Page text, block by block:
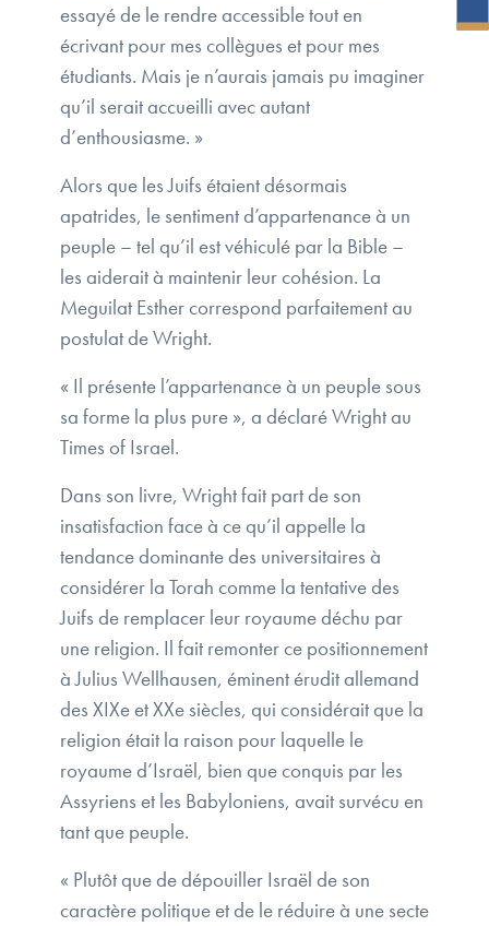
essayé de le rendre accessible tout en
écrivant pour mes collègues et pour mes
étudiants. Mais je n’aurais jamais pu imaginer
qu’il serait accueilli avec autant
d’enthousiasme. »
Alors que les Juifs étaient désormais
apatrides, le sentiment d’appartenance à un
peuple – tel qu’il est véhiculé par la Bible –
les aiderait à maintenir leur cohésion. La
Meguilat Esther correspond parfaitement au
postulat de Wright.
« Il présente l’appartenance à un peuple sous
sa forme la plus pure », a déclaré Wright au
Times of Israel.
Dans son livre, Wright fait part de son
insatisfaction face à ce qu’il appelle la
tendance dominante des universitaires à
considérer la Torah comme la tentative des
Juifs de remplacer leur royaume déchu par
une religion. Il fait remonter ce positionnement
à Julius Wellhausen, éminent érudit allemand
des XIXe et XXe siècles, qui considérait que la
religion était la raison pour laquelle le
royaume d’Israël, bien que conquis par les
Assyriens et les Babyloniens, avait survécu en
tant que peuple.
« Plutôt que de dépouiller Israël de son
caractère politique et de le réduire à une secte